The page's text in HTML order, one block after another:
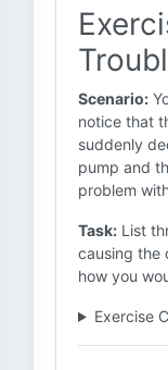
Scenario:
notice that
suddenly
pump and
problem
Task: List
causing the
how you
Exercise